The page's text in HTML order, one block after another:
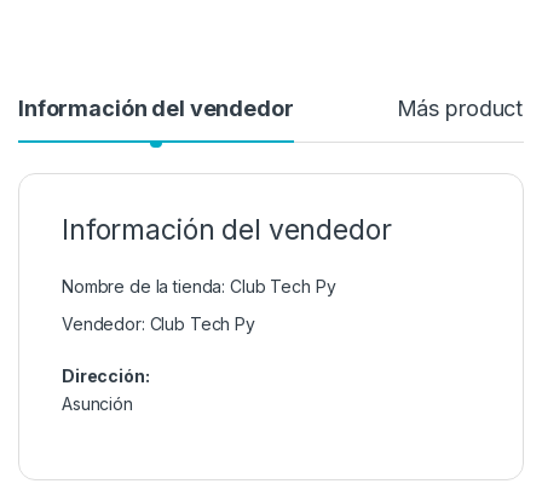
Información del vendedor Más
Información del vendedor
Nombre de la tienda: Club Tech Py
Vendedor: Club Tech Py
Dirección:
Asunción